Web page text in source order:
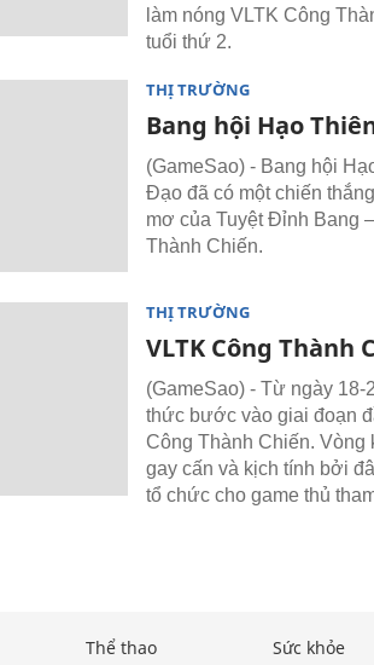
làm nóng VLTK Công
tuổi thứ 2.
THỊ TRƯỜNG
Bang hội Hạo
(GameSao) - Bang hội
Đạo đã có một chiến
mơ của Tuyệt Đỉnh Bang
Thành Chiến.
THỊ TRƯỜNG
VLTK Công Thành
(GameSao) - Từ ngày
thức bước vào giai đoạn
Công Thành Chiến.
gay cấn và kịch tính bởi
tổ chức cho game thủ
Thể thao Sức khỏe